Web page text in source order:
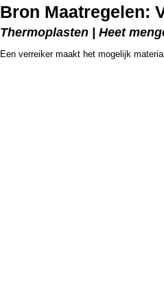
Bron Maatregelen:
Thermoplasten | Heet
Een verreiker maakt het mogelijk